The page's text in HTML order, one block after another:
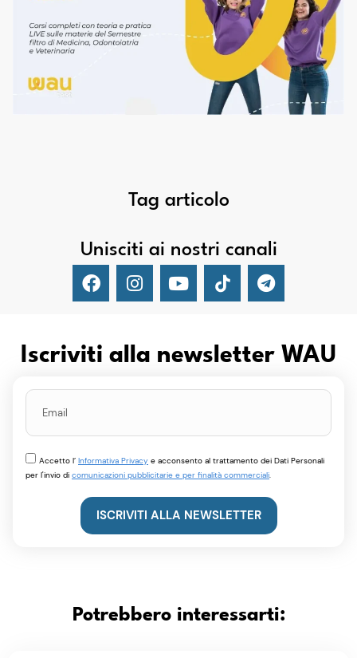
Tag articolo
Unisciti ai nostri canali
Iscriviti alla newsletter WAU
Accetto l’ Informativa Privacy e acconsento al trattamento dei Dati Personali
per l'invio di comunicazioni pubblicitarie e per finalità commerciali.
ISCRIVITI ALLA NEWSLETTER
Potrebbero interessarti: